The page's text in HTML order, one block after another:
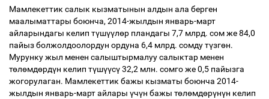
Мамлекеттик салык кызматынын алдын ала берген
маалыматтары боюнча, 2014-жылдын январь-март
айларындагы келип түшүүлөр пландагы 7,7 млрд. сом же 84,0
пайыз болжолдоолордун ордуна 6,4 млрд. сомду түзгөн.
Мурунку жыл менен салыштырмалуу салыктар менен
төлөмдөрдүн келип түшүүсү32,2 млн. сомго же 0,5 пайызга
жогорулаган. Мамлекеттик бажы кызматы боюнча 2014-
жылдын январь-март айлары үчүн бажы төлөмдөрүнүн келип